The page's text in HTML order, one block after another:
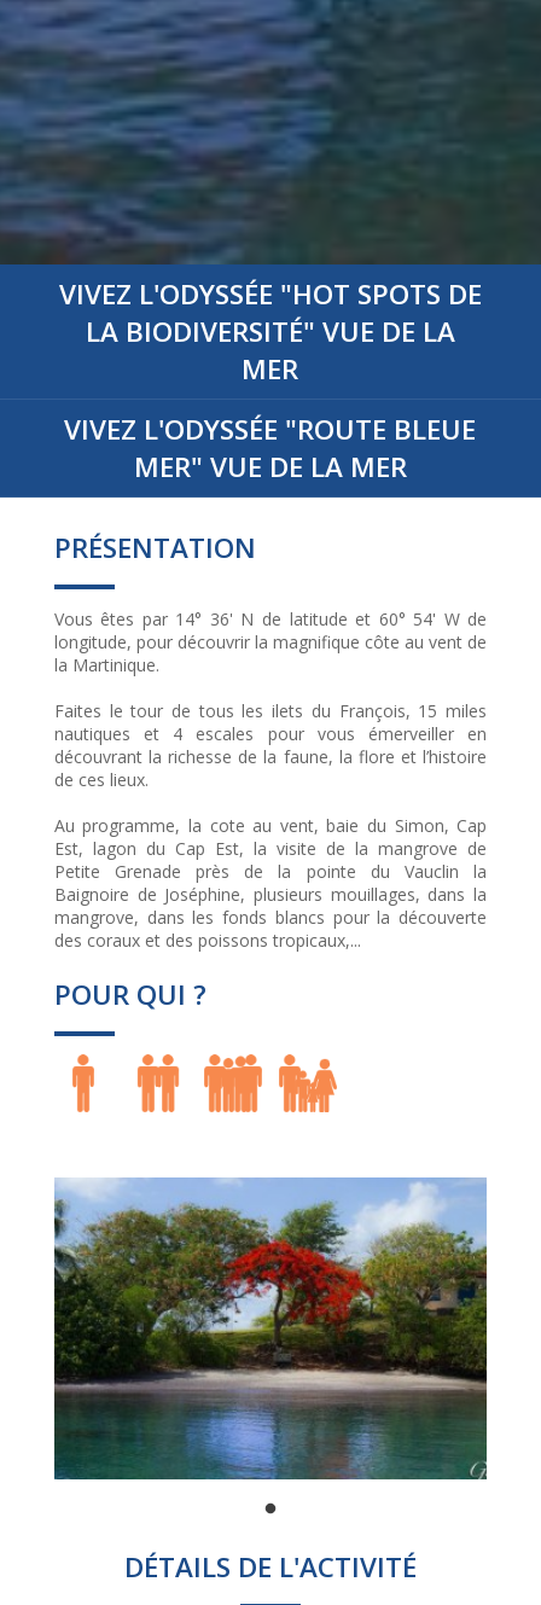
VIVEZ L'ODYSSÉE "HOT SPOTS DE
LA BIODIVERSITÉ" VUE DE LA
MER
VIVEZ L'ODYSSÉE "ROUTE BLEUE
MER" VUE DE LA MER
PRÉSENTATION
Vous êtes par 14° 36' N de latitude et 60° 54' W de
longitude, pour découvrir la magnifique côte au vent de
la Martinique.
Faites le tour de tous les ilets du François, 15 miles
nautiques et 4 escales pour vous émerveiller en
découvrant la richesse de la faune, la flore et l’histoire
de ces lieux.
Au programme, la cote au vent, baie du Simon, Cap
Est, lagon du Cap Est, la visite de la mangrove de
Petite Grenade près de la pointe du Vauclin la
Baignoire de Joséphine, plusieurs mouillages, dans la
mangrove, dans les fonds blancs pour la découverte
des coraux et des poissons tropicaux,...
POUR QUI ?
DÉTAILS DE L'ACTIVITÉ